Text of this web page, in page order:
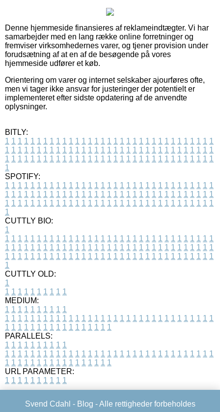
Denne hjemmeside finansieres af reklameindtægter. Vi har
samarbejder med en lang række online forretninger og
fremviser virksomhedernes varer, og tjener provision under
forudsætning af at en af de besøgende på vores
hjemmeside udfører et køb.
Orientering om varer og internet selskaber ajourføres ofte,
men vi tager ikke ansvar for justeringer der potentielt er
implementeret efter sidste opdatering af de anvendte
oplysninger.
BITLY:
1 1 1 1 1 1 1 1 1 1 1 1 1 1 1 1 1 1 1 1 1 1 1 1 1 1 1 1 1 1 1 1 1
1 1 1 1 1 1 1 1 1 1 1 1 1 1 1 1 1 1 1 1 1 1 1 1 1 1 1 1 1 1 1 1 1
1 1 1 1 1 1 1 1 1 1 1 1 1 1 1 1 1 1 1 1 1 1 1 1 1 1 1 1 1 1 1 1 1
1
SPOTIFY:
1 1 1 1 1 1 1 1 1 1 1 1 1 1 1 1 1 1 1 1 1 1 1 1 1 1 1 1 1 1 1 1 1
1 1 1 1 1 1 1 1 1 1 1 1 1 1 1 1 1 1 1 1 1 1 1 1 1 1 1 1 1 1 1 1 1
1 1 1 1 1 1 1 1 1 1 1 1 1 1 1 1 1 1 1 1 1 1 1 1 1 1 1 1 1 1 1 1 1
1
CUTTLY BIO:
1
1 1 1 1 1 1 1 1 1 1 1 1 1 1 1 1 1 1 1 1 1 1 1 1 1 1 1 1 1 1 1 1 1
1 1 1 1 1 1 1 1 1 1 1 1 1 1 1 1 1 1 1 1 1 1 1 1 1 1 1 1 1 1 1 1 1
1 1 1 1 1 1 1 1 1 1 1 1 1 1 1 1 1 1 1 1 1 1 1 1 1 1 1 1 1 1 1 1 1
1
CUTTLY OLD:
1
1 1 1 1 1 1 1 1 1 1
MEDIUM:
1 1 1 1 1 1 1 1 1 1
1 1 1 1 1 1 1 1 1 1 1 1 1 1 1 1 1 1 1 1 1 1 1 1 1 1 1 1 1 1 1 1 1
1 1 1 1 1 1 1 1 1 1 1 1 1 1 1 1 1
PARALLELS:
1 1 1 1 1 1 1 1 1 1
1 1 1 1 1 1 1 1 1 1 1 1 1 1 1 1 1 1 1 1 1 1 1 1 1 1 1 1 1 1 1 1 1
1 1 1 1 1 1 1 1 1 1 1 1 1 1 1 1 1
URL PARAMETER:
1 1 1 1 1 1 1 1 1 1
Svend Cdahl - Blog - Alle rettigheder forbeholdes